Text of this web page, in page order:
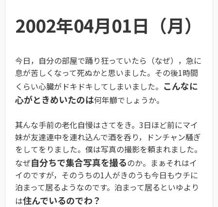
2002年04月01日（月）
今日，自分の部屋で踊り狂っていたら（なぜ），急に
息が苦しくなって死ぬかと思いました。その後1時間
くらい心臓がドキドキしてしまいました。 こんなに
心がときめいたのは何年鰤でしょうか。
其んな手前の老化自慢はさてをき。3日ほど前にマイ
妹が友達連中を連れ込んで酒を呑り，ドンチャン騒ぎ
をしてをりました。僕は写真の撮影を頼まれました。
なぜ自分ちで集合写真を撮るのか。まぁそれはイ
イのですが，そのうちの1人がきのうも今日もウチに
泊まって居るようなのです。泊まって居るといゆより
は住んでいるのでわ？